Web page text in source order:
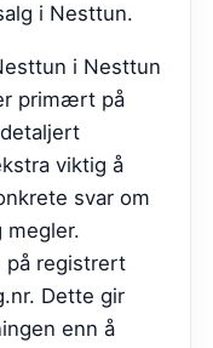
i Nesttun.
i Nesttun
primært på
viktig å
svar om
megler.
på registrert
Dette gir
enn å